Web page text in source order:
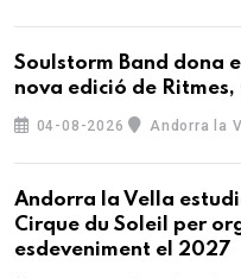
Soulstorm Band dona
nova edició de Ritmes,
04-08-2026 Andorra la
Andorra la Vella
Cirque du Soleil per
esdeveniment el 2027